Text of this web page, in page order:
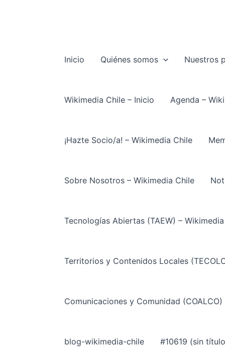
Inicio Quiénes somos Nuestros
Wikimedia Chile – Inicio Agenda –
¡Hazte Socio/a! – Wikimedia Chile
Sobre Nosotros – Wikimedia Chile
Tecnologías Abiertas (TAEW) –
Territorios y Contenidos Locales
Comunicaciones y Comunidad
blog-wikimedia-chile #10619 (sin